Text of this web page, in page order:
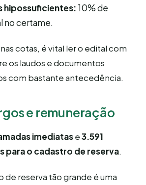
hipossuficientes: 10% de
no certame.
cotas, é vital ler o edital com
os laudos e documentos
com bastante antecedência.
e remuneração
imediatase3.591
para o cadastro de reserva.
de reserva tão grande é uma